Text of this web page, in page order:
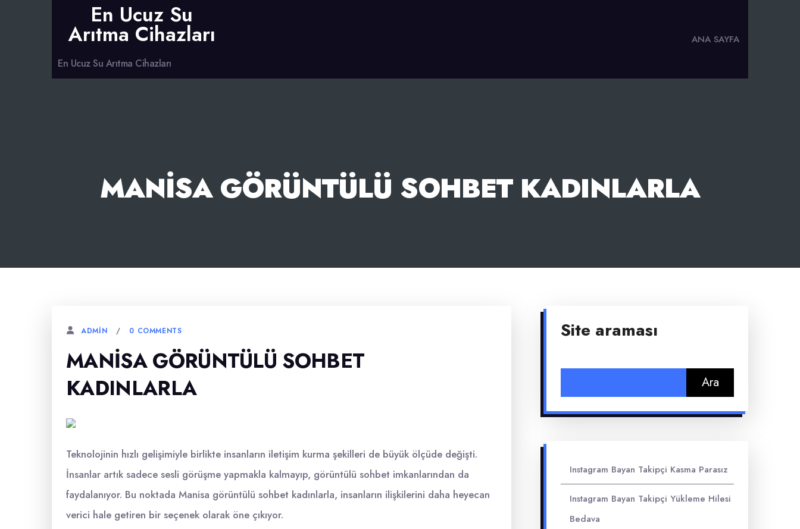
En Ucuz Su
Arıtma Cihazları
En Ucuz Su Arıtma Cihazları
ANA SAYFA
MANISA GÖRÜNTÜLÜ SOHBET KADINLARLA
ADMIN 0 COMMENTS
MANISA GÖRÜNTÜLÜ SOHBET
KADINLARLA
Teknolojinin hızlı gelişimiyle birlikte insanların iletişim kurma şekilleri de büyük ölçüde değişti.
İnsanlar artık sadece sesli görüşme yapmakla kalmayıp, görüntülü sohbet imkanlarından da
faydalanıyor. Bu noktada Manisa görüntülü sohbet kadınlarla, insanların ilişkilerini daha heyecan
verici hale getiren bir seçenek olarak öne çıkıyor.
Site araması
Instagram Bayan Takipçi Kasma Parasız
Instagram Bayan Takipçi Yükleme Hilesi
Bedava